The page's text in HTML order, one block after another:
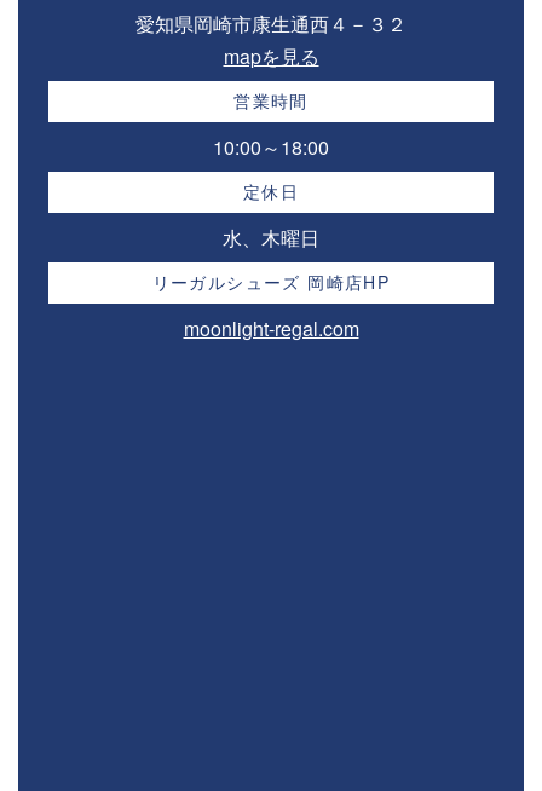
愛知県岡崎市康生通西４－３２⁣
mapを見る
営業時間
10:00～18:00⁣
定休日
水、木曜日
リーガルシューズ 岡崎店HP
moonlight-regal.com